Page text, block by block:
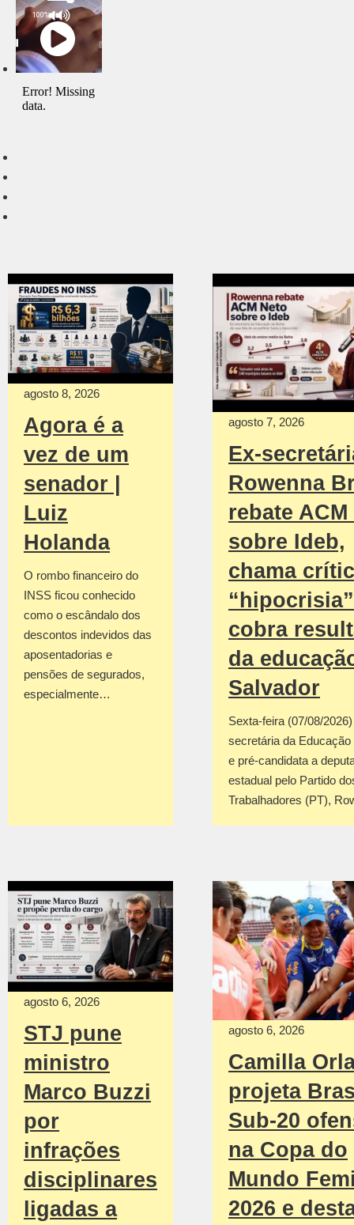
agosto 8, 2026
Agora é a
vez de um
senador |
Luiz
Holanda
O rombo financeiro do
INSS ficou conhecido
como o escândalo dos
descontos indevidos das
aposentadorias e
pensões de segurados,
especialmente…
agosto 7, 2026
Ex-
Rowenna
rebate ACM
sobre Ideb,
chama
cobra
da
Salvador
Sexta-feira (07/08/
secretária da Educação
e pré-candidata a
estadual pelo Partido
Trabalhadores (PT),
agosto 6, 2026
STJ pune
ministro
Marco Buzzi
por
infrações
disciplinares
ligadas a
agosto 6, 2026
Camilla
projeta
Sub-20
na Copa do
Mundo
2026 e